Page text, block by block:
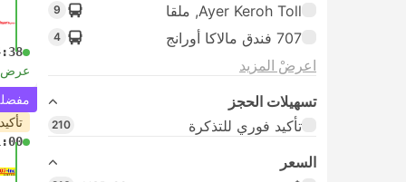
Ayer Keroh Toll, ملقا 9
707 فندق مالاكا أورانج 4
اعرضْ المزيد
تسهيلات الحجز
تأكيد فوري للتذكرة
210
السعر
عرض